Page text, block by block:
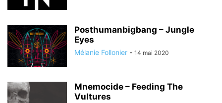
Posthumanbigbang – Jungle
Eyes
Mélanie Follonier - 14 mai 2020
Mnemocide – Feeding The
Vultures